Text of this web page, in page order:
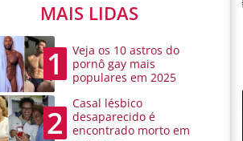
MAIS LIDAS
1
Veja os 10 astros do
pornô gay mais
populares em 2025
2
Casal lésbico
desaparecido é
encontrado morto em